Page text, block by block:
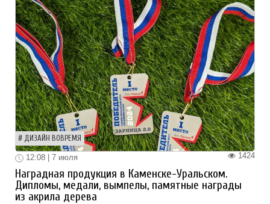
ДИЗАЙН ВОВРЕМЯ
1424
12:08 | 7 июля
Наградная продукция в Каменске-Уральском.
Дипломы, медали, вымпелы, памятные награды
из акрила дерева